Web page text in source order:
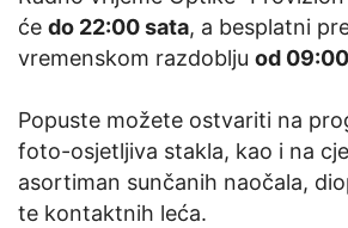
će do 22:00 sata, a besplatni
vremenskom razdoblju od
Popuste možete ostvariti na
foto-osjetljiva stakla, kao i na
asortiman sunčanih naočala,
te kontaktnih leća.